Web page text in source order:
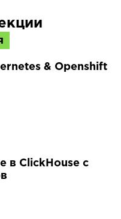
& Openshift
в ClickHouse с